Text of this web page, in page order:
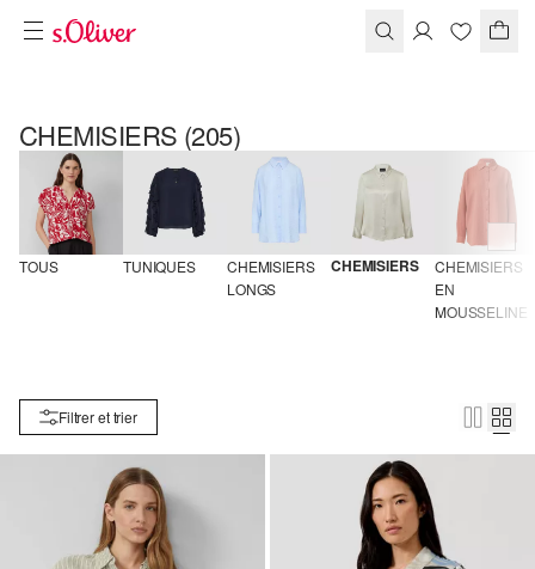
CHEMISIERS (205)
TOUS TUNIQUES
CHEMISIERS
LONGS
CHEMISIERS
CHEMISIERS
EN
MOUSSELINE
Filtrer et trier